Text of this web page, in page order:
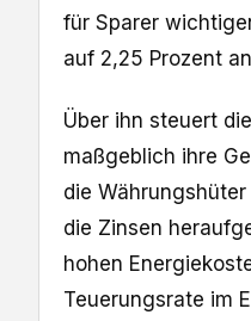
für Sparer
auf 2,25 Prozent
Über ihn steuert
maßgeblich ihre
die
die Zinsen
hohen
Teuerungsrate im